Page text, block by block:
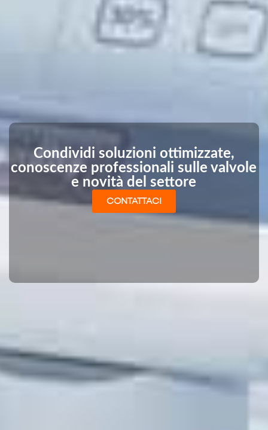
Condividi soluzioni ottimizzate,
conoscenze professionali sulle valvole
e novità del settore
CONTATTACI